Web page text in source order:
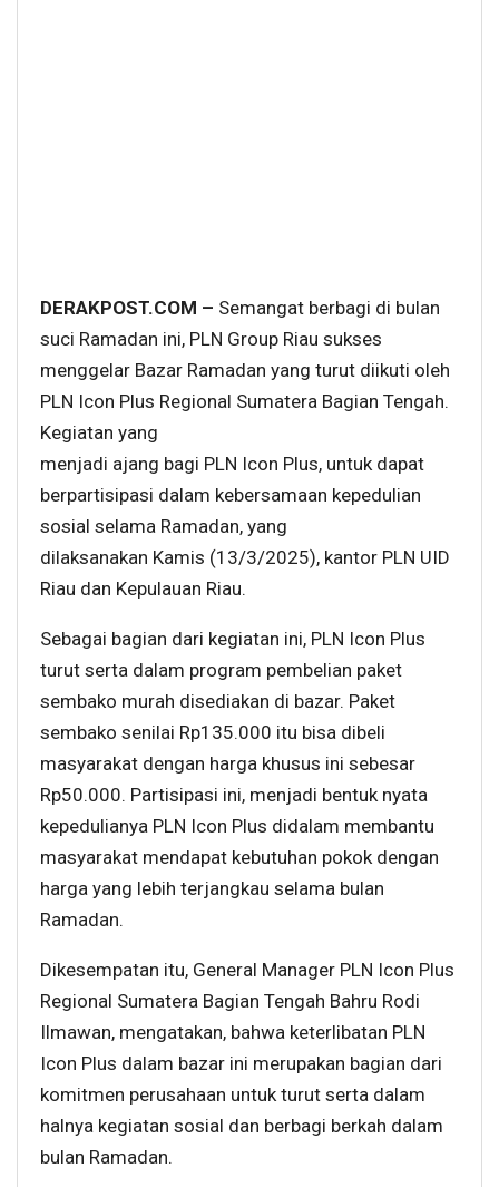
DERAKPOST.COM – Semangat berbagi di bulan
suci Ramadan ini, PLN Group Riau sukses
menggelar Bazar Ramadan yang turut diikuti oleh
PLN Icon Plus Regional Sumatera Bagian Tengah.
Kegiatan yang
menjadi ajang bagi PLN Icon Plus, untuk dapat
berpartisipasi dalam kebersamaan kepedulian
sosial selama Ramadan, yang
dilaksanakan Kamis (13/3/2025), kantor PLN UID
Riau dan Kepulauan Riau.
Sebagai bagian dari kegiatan ini, PLN Icon Plus
turut serta dalam program pembelian paket
sembako murah disediakan di bazar. Paket
sembako senilai Rp135.000 itu bisa dibeli
masyarakat dengan harga khusus ini sebesar
Rp50.000. Partisipasi ini, menjadi bentuk nyata
kepedulianya PLN Icon Plus didalam membantu
masyarakat mendapat kebutuhan pokok dengan
harga yang lebih terjangkau selama bulan
Ramadan.
Dikesempatan itu, General Manager PLN Icon Plus
Regional Sumatera Bagian Tengah Bahru Rodi
Ilmawan, mengatakan, bahwa keterlibatan PLN
Icon Plus dalam bazar ini merupakan bagian dari
komitmen perusahaan untuk turut serta dalam
halnya kegiatan sosial dan berbagi berkah dalam
bulan Ramadan.